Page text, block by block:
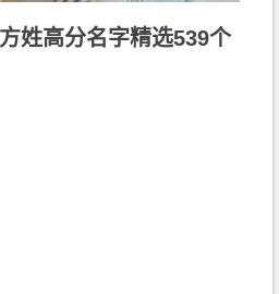
姓高分名字精选539个